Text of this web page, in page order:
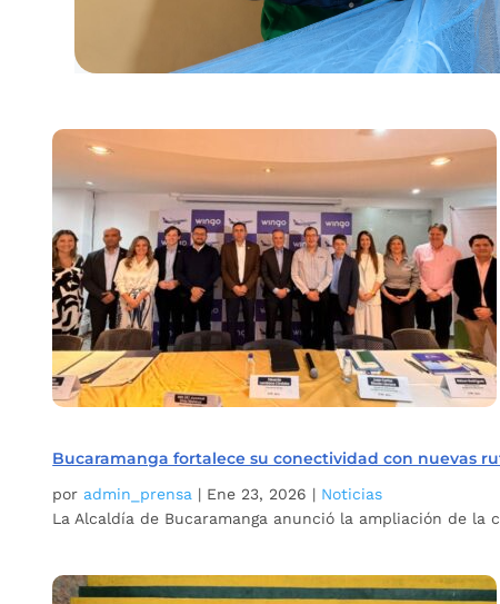
Bucaramanga fortalece su conectividad con nuevas
por admin_prensa | Ene 23, 2026 | Noticias
La Alcaldía de Bucaramanga anunció la ampliación de